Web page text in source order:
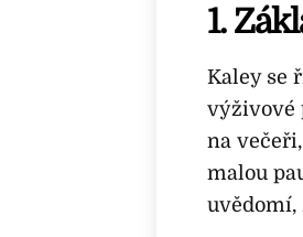
1.
Kaley se
výživové
na
malou
uvědomí,